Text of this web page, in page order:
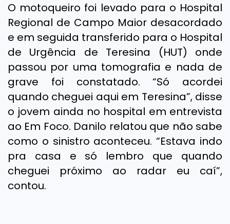
O motoqueiro foi levado para o Hospital
Regional de Campo Maior desacordado
e em seguida transferido para o Hospital
de Urgência de Teresina (HUT) onde
passou por uma tomografia e nada de
grave foi constatado. “Só acordei
quando cheguei aqui em Teresina”, disse
o jovem ainda no hospital em entrevista
ao Em Foco. Danilo relatou que não sabe
como o sinistro aconteceu. “Estava indo
pra casa e só lembro que quando
cheguei próximo ao radar eu caí”,
contou.